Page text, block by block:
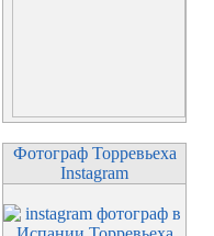
Фотограф Торревьеха
Instagram